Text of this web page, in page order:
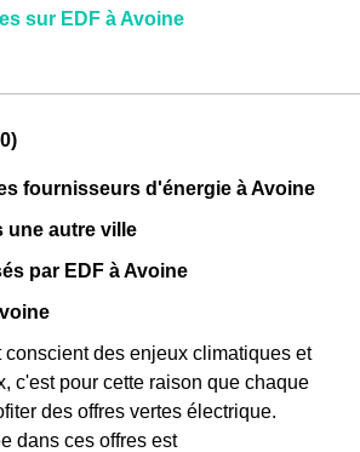
sur EDF à Avoine
fournisseurs d'énergie à Avoine
une autre ville
par EDF à Avoine
conscient des enjeux climatiques et
c'est pour cette raison que chaque
des offres vertes électrique.
dans ces offres est